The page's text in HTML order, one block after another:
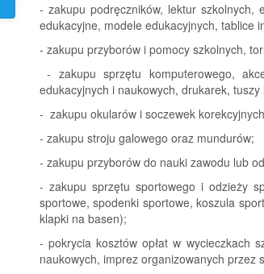
- zakupu podręczników, lektur szkolnych,
edukacyjne, modele edukacyjnych, tablice
- zakupu przyborów i pomocy szkolnych,
- zakupu sprzętu komputerowego,
edukacyjnych i naukowych, drukarek,
- zakupu okularów i soczewek
- zakupu stroju galowego oraz mundurów;
- zakupu przyborów do nauki zawodu lub
- zakupu sprzętu sportowego i odzieży
sportowe, spodenki sportowe, koszula
klapki na basen);
- pokrycia kosztów opłat w wycieczkach
naukowych, imprez organizowanych przez